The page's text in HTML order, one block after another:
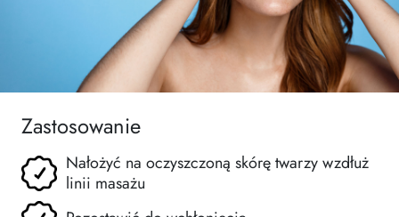
Zastosowanie
Nałożyć na oczyszczoną skórę twarzy wzdłuż
linii masażu